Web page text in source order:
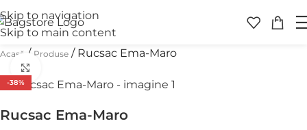
Skip to navigation
Skip to main content
Acasă / Produse / Rucsac Ema-Maro
-38%
Rucsac Ema-Maro